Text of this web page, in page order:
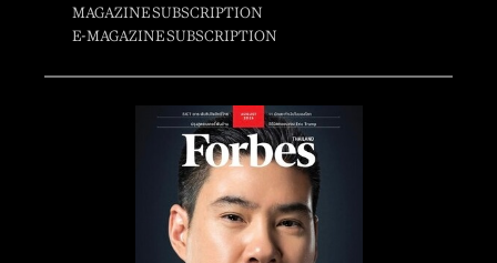
MAGAZINE SUBSCRIPTION
E-MAGAZINE SUBSCRIPTION